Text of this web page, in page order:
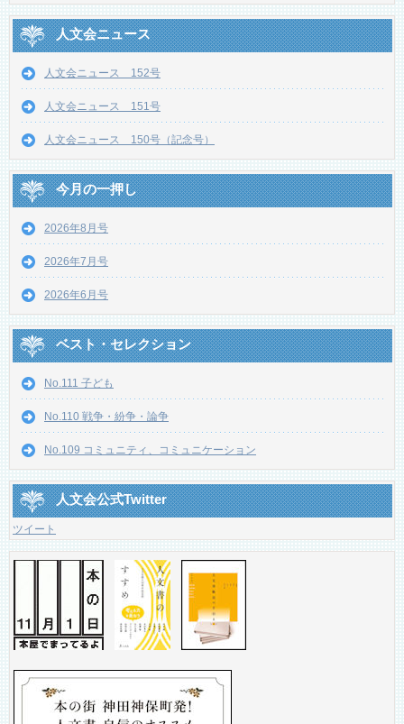
人文会ニュース
人文会ニュース 152号
人文会ニュース 151号
人文会ニュース 150号（記念号）
今月の一押し
2026年8月号
2026年7月号
2026年6月号
ベスト・セレクション
No.111 子ども
No.110 戦争・紛争・論争
No.109 コミュニティ、コミュニケーション
人文会公式Twitter
ツイート